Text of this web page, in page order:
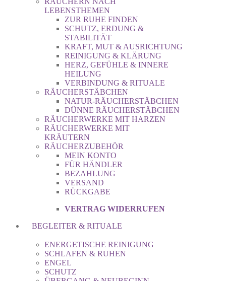
LEBENSTHEMEN
ZUR RUHE FINDEN
SCHUTZ, ERDUNG &
STABILITÄT
KRAFT, MUT & AUSRICHTUNG
REINIGUNG & KLÄRUNG
HERZ, GEFÜHLE & INNERE
HEILUNG
VERBINDUNG & RITUALE
RÄUCHERSTÄBCHEN
NATUR-RÄUCHERSTÄBCHEN
DÜNNE RÄUCHERSTÄBCHEN
RÄUCHERWERKE MIT HARZEN
RÄUCHERWERKE MIT
KRÄUTERN
RÄUCHERZUBEHÖR
MEIN KONTO
FÜR HÄNDLER
BEZAHLUNG
VERSAND
RÜCKGABE
VERTRAG WIDERRUFEN
BEGLEITER & RITUALE
ENERGETISCHE REINIGUNG
SCHLAFEN & RUHEN
ENGEL
SCHUTZ